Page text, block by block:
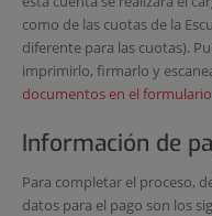
como de las cuotas de la
diferente para las cuotas).
imprimirlo, firmarlo y
documentos en el
Información de
Para completar el proceso,
datos para el pago son los